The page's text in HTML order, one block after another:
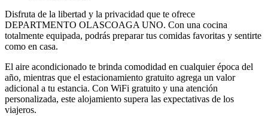
Disfruta de la libertad y la privacidad que te ofrece
DEPARTMENTO OLASCOAGA UNO. Con una cocina
totalmente equipada, podrás preparar tus comidas favoritas y sentirte
como en casa.
El aire acondicionado te brinda comodidad en cualquier época del
año, mientras que el estacionamiento gratuito agrega un valor
adicional a tu estancia. Con WiFi gratuito y una atención
personalizada, este alojamiento supera las expectativas de los
viajeros.